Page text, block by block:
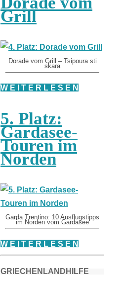
Grill
Dorade vom Grill – Tsipoura sti
skara
W E I T E R L E S E N
5. Platz:
Gardasee-
Touren im
Norden
Garda Trentino: 10 Ausflugstipps
im Norden vom Gardasee
W E I T E R L E S E N
GRIECHENLANDHILFE